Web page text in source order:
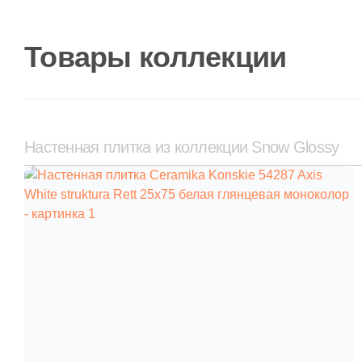
Товары коллекции
Настенная плитка из коллекции Snow Glossy